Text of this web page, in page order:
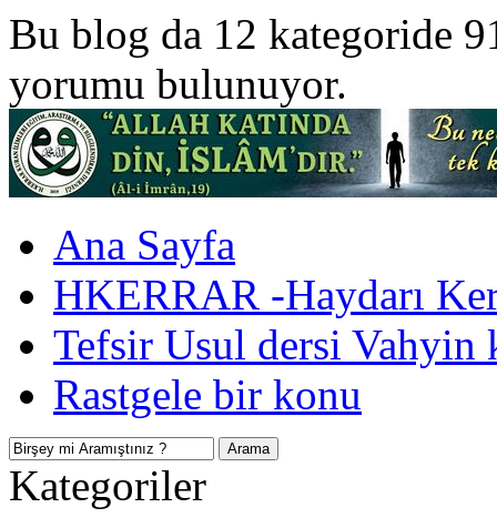
Bu blog da 12 kategoride
yorumu bulunuyor.
Ana Sayfa
HKERRAR -Haydarı
Tefsir Usul dersi Vahyin
Rastgele bir konu
Kategoriler